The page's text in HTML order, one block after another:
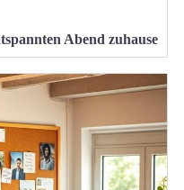
Abend zuhause